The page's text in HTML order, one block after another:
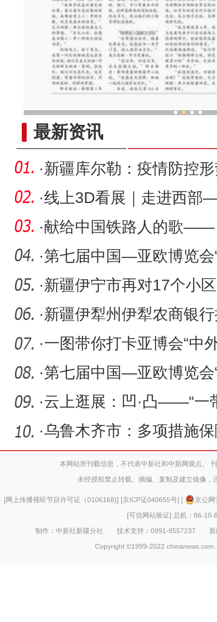
最新资讯
·新疆库尔勒：疫情防控
分区域情
·线上3D看展｜走进西
术馆精品
·献给中国铁路人的歌——
MV震撼
·第七届中国—亚欧博览会
幕
·新疆伊宁市再对17个小
管理
·新疆伊犁州伊犁农商银
配套1
·一图带你打卡亚博会“中
·第七届中国—亚欧博览会
彩片
·云上逛展：凹·凸——“一
画交
·乌鲁木齐市：多项措施
献血倡议
本网站所刊载信息，不代表中新社和中新网观点。
未经授权禁止转载、摘编、复制及建立镜像，
[网上传播视听节目许可证（0106168)] [京ICP证040655号] [
京公
[可信网站验证] 总机：86-10-
制作：中新社新疆分社 技术支持：0991-8557237
Copyright ©1999-2022